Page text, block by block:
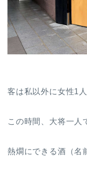
客は私以外に女性1
この時間、大将一人
熱燗にできる酒（名